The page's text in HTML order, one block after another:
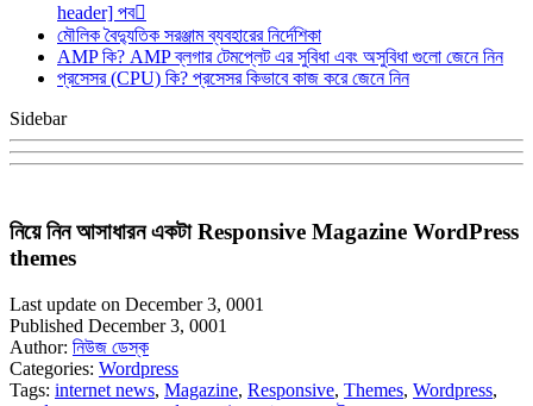
header] পব
মৌলিক বৈদ্যুতিক সরঞ্জাম ব্যবহারের নির্দেশিকা
AMP কি? AMP ব্লগার টেমপ্লেট এর সুবিধা এবং অসুবিধা গুলো জেনে নিন
প্রসেসর (CPU) কি? প্রসেসর কিভাবে কাজ করে জেনে নিন
Sidebar
নিয়ে নিন আসাধারন একটা Responsive Magazine WordPress
themes
Last update on December 3, 0001
Published December 3, 0001
Author: নিউজ ডেস্ক
Categories: Wordpress
Tags: internet news, Magazine, Responsive, Themes, Wordpress,